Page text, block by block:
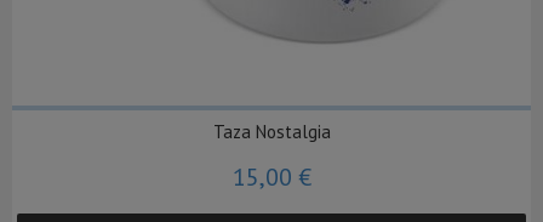
Taza Nostalgia
15,00 €